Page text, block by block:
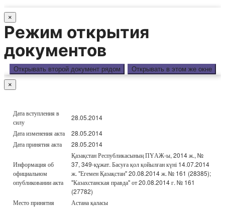
×
Режим открытия
документов
Открывать второй документ рядом Открывать в этом же окне
×
Дата вступления в
силу
28.05.2014
Дата изменения акта
28.05.2014
Дата принятия акта
28.05.2014
Информация об
официальном
опубликовании акта
Қазақстан Республикасының ПҮАЖ-ы, 2014 ж., №
37, 349-құжат. Басуға қол қойылған күні 14.07.2014
ж. "Егемен Қазақстан" 20.08.2014 ж. № 161 (28385);
"Казахстанская правда" от 20.08.2014 г. № 161
(27782)
Место принятия
Астана қаласы